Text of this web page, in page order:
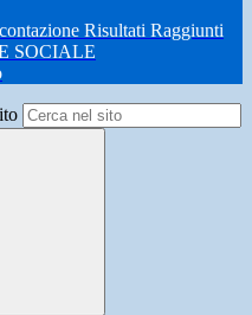
Risultati Raggiunti
SOCIALE